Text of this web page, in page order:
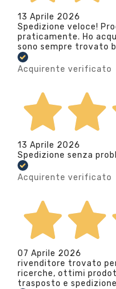
13 Aprile 2026
Spedizione veloce!
praticamente. Ho
sono sempre trovato
Acquirente verificato
13 Aprile 2026
Spedizione senza
Acquirente verificato
07 Aprile 2026
rivenditore trovato
ricerche, ottimi
trasposto e